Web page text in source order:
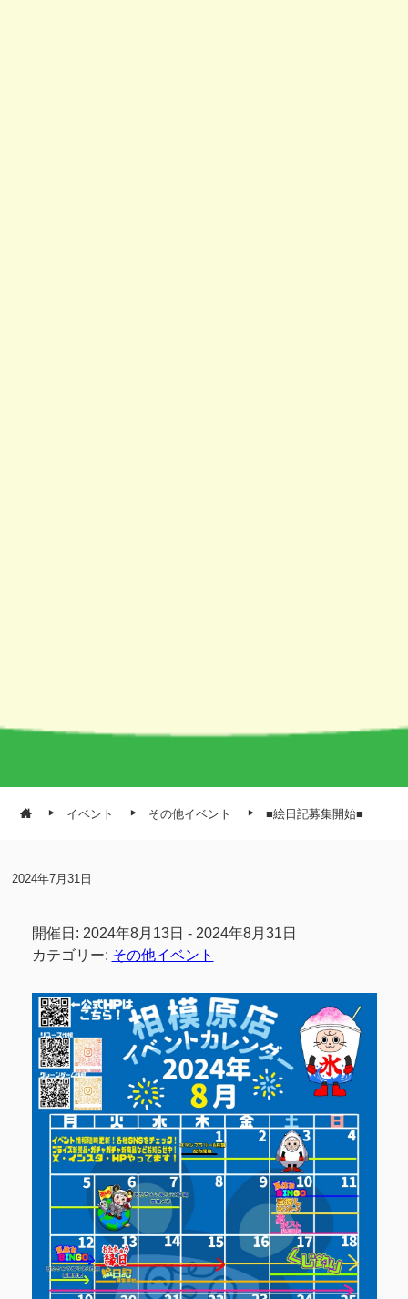
イベント その他イベント ■絵日記募集開始■
2024年7月31日
開催日: 2024年8月13日 - 2024年8月31日
カテゴリー: その他イベント